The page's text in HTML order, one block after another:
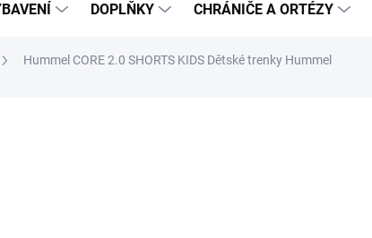
DOPLŇKY CHRÁNIČE A ORTÉZY
Hummel CORE 2.0 SHORTS KIDS Dětské trenky Hummel